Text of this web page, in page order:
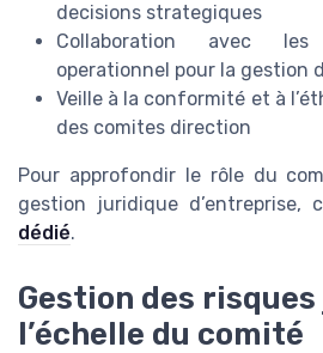
decisions strategiques
Collaboration avec
operationnel pour la gestion
Veille à la conformité et à
des comites direction
Pour approfondir le rôle du
gestion juridique d’entreprise,
dédié.
Gestion des
l’échelle du comité